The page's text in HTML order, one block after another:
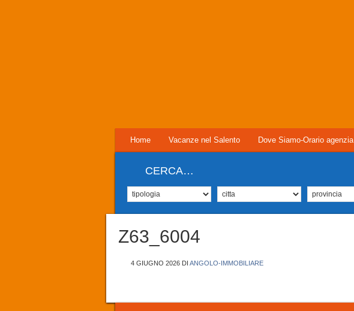
Home Vacanze nel Salento Dove Siamo-Orario agenzia
CERCA…
Z63_6004
4 GIUGNO 2026 DI ANGOLO-IMMOBILIARE